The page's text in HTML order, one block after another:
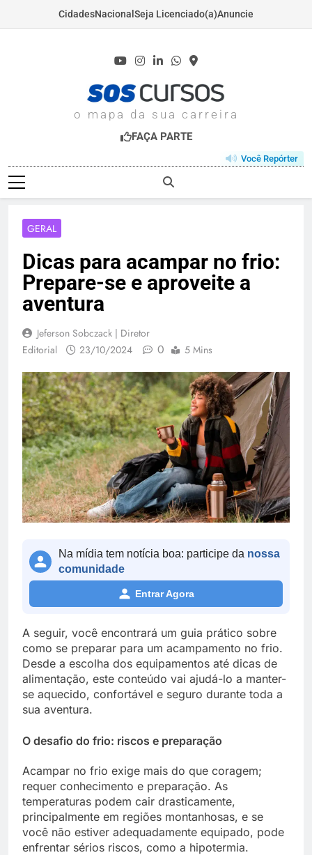
CidadesNacional Seja Licenciado(a)Anuncie
o mapa da sua carreira
FAÇA PARTE
Você Repórter
GERAL
Dicas para acampar no frio:
Prepare-se e aproveite a
aventura
Jeferson Sobczack | Diretor
Editorial
23/10/2024 0 5 Mins
Na mídia tem notícia boa: participe da nossa
comunidade
Entrar Agora
A seguir, você encontrará um guia prático sobre
como se preparar para um acampamento no frio.
Desde a escolha dos equipamentos até dicas de
alimentação, este conteúdo vai ajudá-lo a manter-
se aquecido, confortável e seguro durante toda a
sua aventura.
O desafio do frio: riscos e preparação
Acampar no frio exige mais do que coragem;
requer conhecimento e preparação. As
temperaturas podem cair drasticamente,
principalmente em regiões montanhosas, e se
você não estiver adequadamente equipado, pode
enfrentar sérios riscos, como a hipotermia.